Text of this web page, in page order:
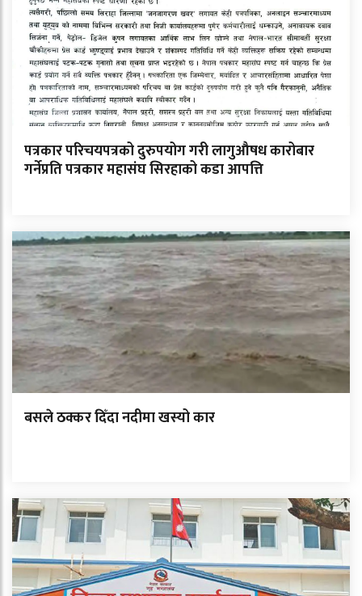
पत्रकार परिचयपत्रको दुरुपयोग गरी लागुऔषध कारोबार
गर्नेप्रति पत्रकार महासंघ सिरहाको कडा आपत्ति
बसले ठक्कर दिँदा नदीमा खस्यो कार